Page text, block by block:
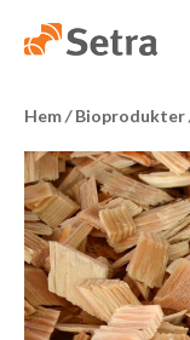
Hem/ Bioprodukter